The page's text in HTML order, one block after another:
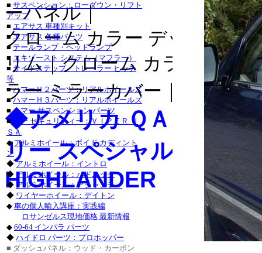
セブリング_クロー
デュランゴ_クローム
・チャージャー_ク
グランドチェロキー
タンドラ_クローム/
サーフ_クローム/ス
ステンレス_パーツ・
ステンレス_パーツ
■レクサス：ＩＳ_２
/ステンレス_パーツ
■ サスペンション：ローダウン・リフト
アップ
■ エアサス 車種別キット
■エアサス 各種パーツ
■ テールランプ・ヘッドランプ
■ エキゾースト システム（マフラー）
■ サイドステップ・トレーラー ヒッチ
等
■ハマーＨ２パーツ：リアルホイールズ
■ハマーＨ３パーツ：リアルホイールズ
■ハマー サスペンション パーツ
■
カー セキュリティー：ＶＩＰＥＲ Ｕ
ＳＡ
◆アルミホイール：ボイド カディント
ン
◆アルミホイール：イントロ
◆ アルミホイール：バドニック
◆ アルミホイール：アシャンティ
◆ ワイヤーホイール：デイトン
◆ 車の個人輸入講座：実践編
ロサンゼルス現地価格 最新情報
◆ 60-64 インパラ パーツ
◆ ハイドロ パーツ：プロホッパー
■ ダッシュパネル：ウッド・カーボン
ーパネル｜
クローム カラー デッキ トリ
リム｜クローム カラー ライ
ラー ミラーカバー｜クロー
◆アメリカ ＱＡＡ-ＵＳ
リー スペシャル カスタ
HIGHLANDER